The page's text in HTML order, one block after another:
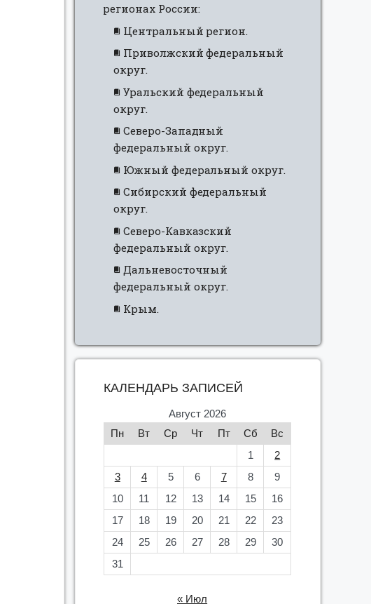
регионах России:
Центральный регион.
Приволжский федеральный
округ.
Уральский федеральный
округ.
Северо-Западный
федеральный округ.
Южный федеральный округ.
Сибирский федеральный
округ.
Северо-Кавказский
федеральный округ.
Дальневосточный
федеральный округ.
Крым.
КАЛЕНДАРЬ ЗАПИСЕЙ
Август 2026
Пн
Вт Ср Чт Пт Сб
Вс
1
2
3
4 5 6 7 8
9
10
11 12 13 14 15
16
17
18 19 20 21 22
23
24
25 26 27 28 29
30
31
« Июл